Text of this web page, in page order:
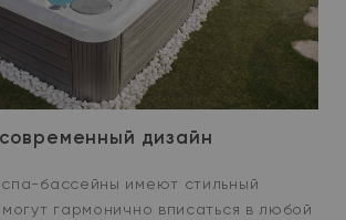
дизайн
спа-бассейны имеют стильный
гармонично вписаться в любой